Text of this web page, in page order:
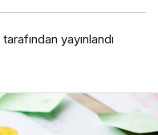
tarafından yayınlandı